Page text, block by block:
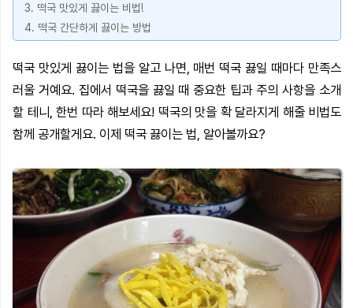
3. 떡국 맛있게 끓이는 비법!
4. 떡국 간단하게 끓이는 방법
떡국 맛있게 끓이는 법을 알고 나면, 매번 떡국 끓일 때마다 만족스
러울 거예요. 집에서 떡국을 끓일 때 중요한 팁과 주의 사항을 소개
할 테니, 한번 따라 해보세요! 떡국의 맛을 확 달라지게 해줄 비법도
함께 공개할게요. 이제 떡국 끓이는 법, 알아볼까요?